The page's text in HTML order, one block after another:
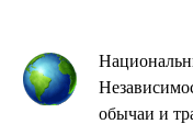
обычаи и